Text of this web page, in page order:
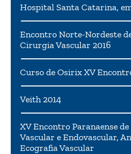
Hospital Santa Catarina,
Encontro Norte-Nordeste
Cirurgia Vascular 2016
Curso de Osirix XV
Veith 2014
XV Encontro Paranaense
Vascular e Endovascular,
Ecografia Vascular